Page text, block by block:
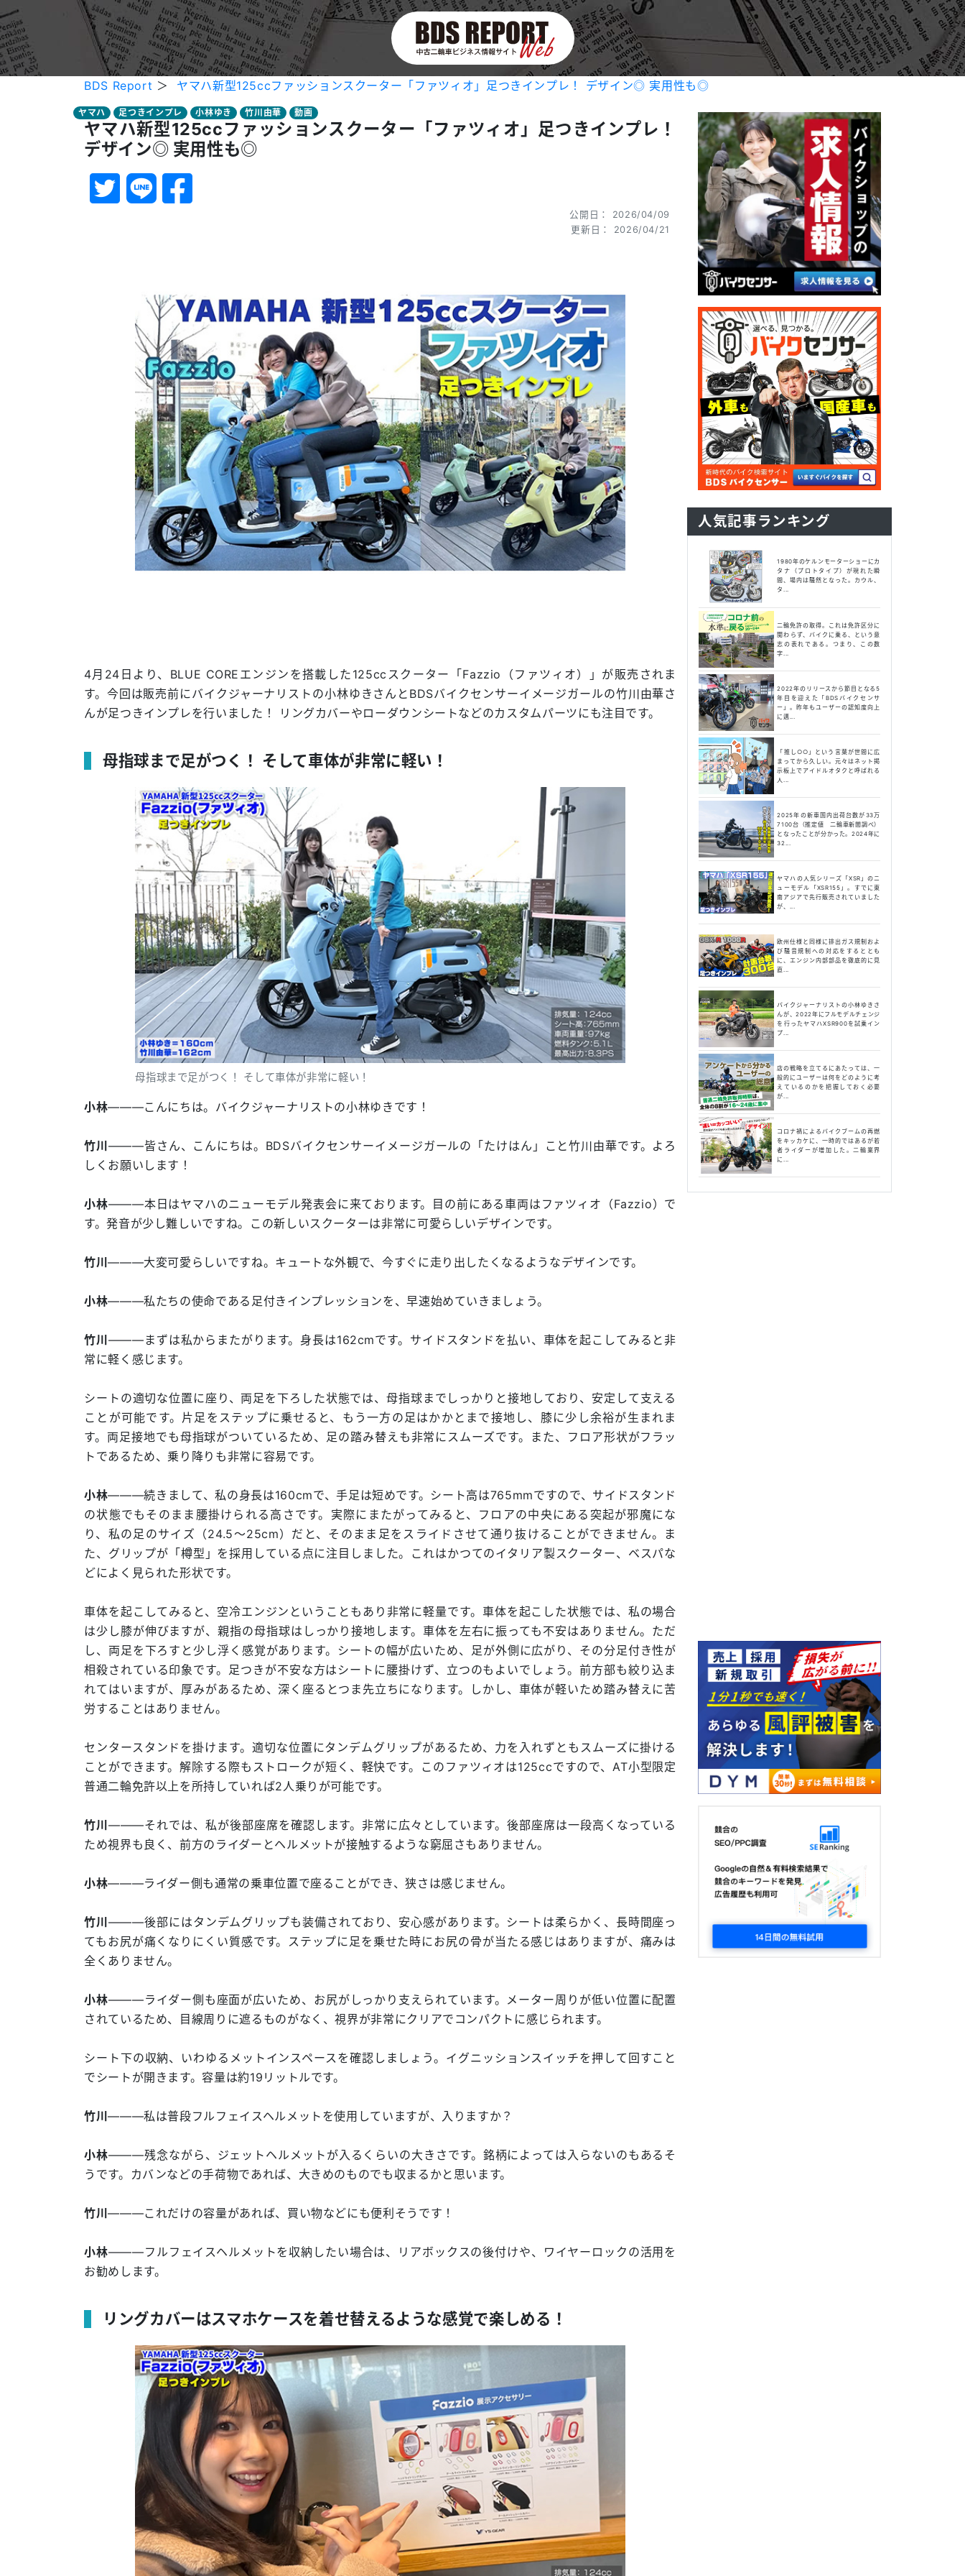
BDS Report ＞ ヤマハ新型125ccファッションスクーター「ファツィオ」足つきインプレ！ デザイン◎ 実用性も◎
ヤマハ 足つきインプレ 小林ゆき 竹川由華 動画
ヤマハ新型125ccファッションスクーター「ファツィオ」足つきインプレ！
デザイン◎ 実用性も◎
公開日： 2026/04/09
更新日： 2026/04/21
4月24日より、BLUE COREエンジンを搭載した125ccスクーター「Fazzio（ファツィオ）」が販売されま
す。今回は販売前にバイクジャーナリストの小林ゆきさんとBDSバイクセンサーイメージガールの竹川由華さ
んが足つきインプレを行いました！ リングカバーやローダウンシートなどのカスタムパーツにも注目です。
母指球まで足がつく！ そして車体が非常に軽い！
母指球まで足がつく！ そして車体が非常に軽い！
小林―――こんにちは。バイクジャーナリストの小林ゆきです！
竹川―――皆さん、こんにちは。BDSバイクセンサーイメージガールの「たけはん」こと竹川由華です。よろ
しくお願いします！
小林―――本日はヤマハのニューモデル発表会に来ております。目の前にある車両はファツィオ（Fazzio）で
す。発音が少し難しいですね。この新しいスクーターは非常に可愛らしいデザインです。
竹川―――大変可愛らしいですね。キュートな外観で、今すぐに走り出したくなるようなデザインです。
小林―――私たちの使命である足付きインプレッションを、早速始めていきましょう。
竹川―――まずは私からまたがります。身長は162cmです。サイドスタンドを払い、車体を起こしてみると非
常に軽く感じます。
シートの適切な位置に座り、両足を下ろした状態では、母指球までしっかりと接地しており、安定して支える
ことが可能です。片足をステップに乗せると、もう一方の足はかかとまで接地し、膝に少し余裕が生まれま
す。両足接地でも母指球がついているため、足の踏み替えも非常にスムーズです。また、フロア形状がフラッ
トであるため、乗り降りも非常に容易です。
小林―――続きまして、私の身長は160cmで、手足は短めです。シート高は765mmですので、サイドスタンド
の状態でもそのまま腰掛けられる高さです。実際にまたがってみると、フロアの中央にある突起が邪魔にな
り、私の足のサイズ（24.5～25cm）だと、そのまま足をスライドさせて通り抜けることができません。ま
た、グリップが「樽型」を採用している点に注目しました。これはかつてのイタリア製スクーター、ベスパな
どによく見られた形状です。
車体を起こしてみると、空冷エンジンということもあり非常に軽量です。車体を起こした状態では、私の場合
は少し膝が伸びますが、親指の母指球はしっかり接地します。車体を左右に振っても不安はありません。ただ
し、両足を下ろすと少し浮く感覚があります。シートの幅が広いため、足が外側に広がり、その分足付き性が
相殺されている印象です。足つきが不安な方はシートに腰掛けず、立つのもよいでしょう。前方部も絞り込ま
れてはいますが、厚みがあるため、深く座るとつま先立ちになります。しかし、車体が軽いため踏み替えに苦
労することはありません。
センタースタンドを掛けます。適切な位置にタンデムグリップがあるため、力を入れずともスムーズに掛ける
ことができます。解除する際もストロークが短く、軽快です。このファツィオは125ccですので、AT小型限定
普通二輪免許以上を所持していれば2人乗りが可能です。
竹川―――それでは、私が後部座席を確認します。非常に広々としています。後部座席は一段高くなっている
ため視界も良く、前方のライダーとヘルメットが接触するような窮屈さもありません。
小林―――ライダー側も通常の乗車位置で座ることができ、狭さは感じません。
竹川―――後部にはタンデムグリップも装備されており、安心感があります。シートは柔らかく、長時間座っ
てもお尻が痛くなりにくい質感です。ステップに足を乗せた時にお尻の骨が当たる感じはありますが、痛みは
全くありません。
小林―――ライダー側も座面が広いため、お尻がしっかり支えられています。メーター周りが低い位置に配置
されているため、目線周りに遮るものがなく、視界が非常にクリアでコンパクトに感じられます。
シート下の収納、いわゆるメットインスペースを確認しましょう。イグニッションスイッチを押して回すこと
でシートが開きます。容量は約19リットルです。
竹川―――私は普段フルフェイスヘルメットを使用していますが、入りますか？
小林―――残念ながら、ジェットヘルメットが入るくらいの大きさです。銘柄によっては入らないのもあるそ
うです。カバンなどの手荷物であれば、大きめのものでも収まるかと思います。
竹川―――これだけの容量があれば、買い物などにも便利そうです！
小林―――フルフェイスヘルメットを収納したい場合は、リアボックスの後付けや、ワイヤーロックの活用を
お勧めします。
リングカバーはスマホケースを着せ替えるような感覚で楽しめる！
人気記事ランキング
1980年のケルンモーターショーにカ
タナ（プロトタイプ）が現れた瞬
間、場内は騒然となった。カウル、
タ...
二輪免許の取得。これは免許区分に
関わらず、バイクに乗る、という意
志の表れである。つまり、この数
字...
2022年のリリースから節目となる5
年目を迎えた「BDSバイクセンサ
ー」。昨年もユーザーの認知度向上
に邁...
「推し○○」という言葉が世間に広
まってから久しい。元々はネット掲
示板上でアイドルオタクと呼ばれる
人...
2025年の新車国内出荷台数が33万
7100台（推定値 二輪車新聞調べ）
となったことが分かった。2024年に
32...
ヤマハの人気シリーズ「XSR」のニ
ューモデル「XSR155」。すでに東
南アジアで先行販売されていました
が、...
欧州仕様と同様に排出ガス規制およ
び騒音規制への対応をするととも
に、エンジン内部部品を徹底的に見
直...
バイクジャーナリストの小林ゆきさ
んが、2022年にフルモデルチェンジ
を行ったヤマハXSR900を試乗イン
プ...
店の戦略を立てるにあたっては、一
般的にユーザーは何をどのように考
えているのかを把握しておく必要
が...
コロナ禍によるバイクブームの再燃
をキッカケに、一時的ではあるが若
者ライダーが増加した。二輪業界
に...